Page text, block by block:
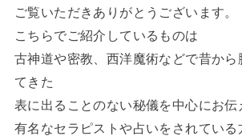
ご覧いただきありがとうございます。
こちらでご紹介しているものは
古神道や密教、西洋魔術などで昔か
てきた
表に出ることのない秘儀を中心にお伝
有名なセラピストや占いをされている